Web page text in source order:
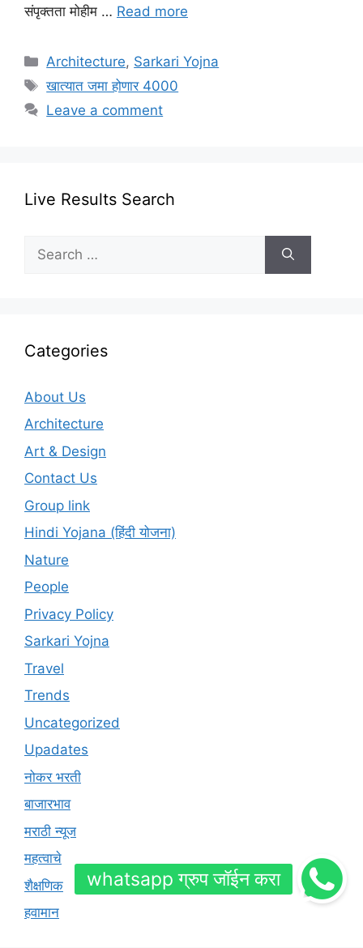
संपृक्तता मोहीम … Read more
Categories
Architecture, Sarkari Yojna
Tags
खात्यात जमा होणार 4000
Leave a comment
Live Results Search
for:
Categories
About Us
Architecture
Art & Design
Contact Us
Group link
Hindi Yojana (हिंदी योजना)
Nature
People
Privacy Policy
Sarkari Yojna
Travel
Trends
Uncategorized
Upadates
नोकर भरती
बाजारभाव
मराठी न्यूज
महत्वाचे
शैक्षणिक
हवामान